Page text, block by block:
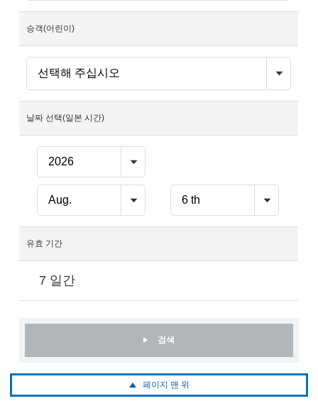
승객(어린이)
날짜 선택(일본 시간)
유효 기간
7 일간
검색
페이지 맨 위